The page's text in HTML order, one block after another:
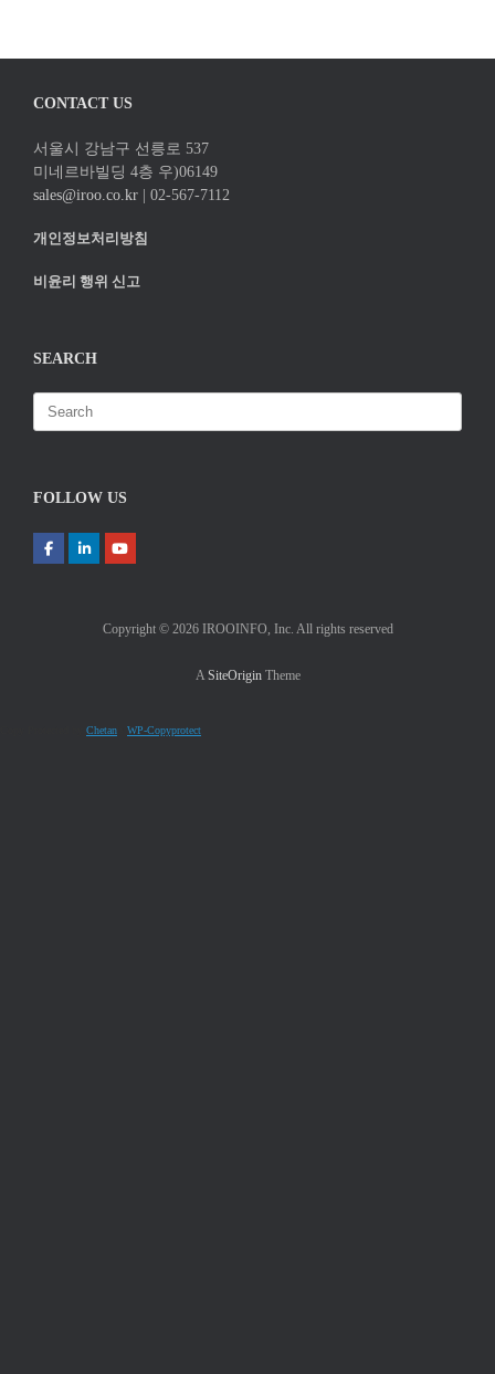
CONTACT US
서울시 강남구 선릉로 537
미네르바빌딩 4층 우)06149
sales@iroo.co.kr | 02-567-7112
개인정보처리방침
비윤리 행위 신고
SEARCH
FOLLOW US
Copyright © 2026 IROOINFO, Inc. All rights reserved
ASiteOriginTheme
Chetan WP-Copyprotect